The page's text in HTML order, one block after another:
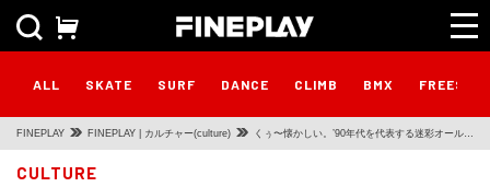
ALL SKATE SURF DANCE CLIMB BMX
FINEPLAY FINEPLAY | カルチャー(culture) くぅ〜懐かしい。’90年代を代表する迷彩オールス
CULTURE